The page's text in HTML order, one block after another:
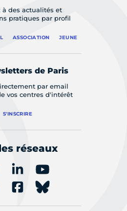
à des actualités et
pratiques par profil
ASSOCIATION JEUNE
de Paris
par email
vos centres d'intérêt
S'INSCRIRE
réseaux